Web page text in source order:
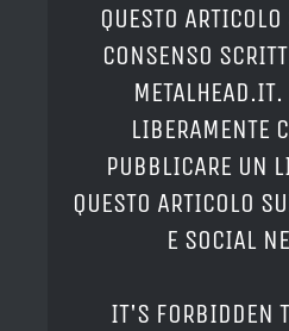
QUESTO
CONSENSO
LIBERAMENTE
PUBBLICARE UN
QUESTO ARTICOLO
E SOCIAL
IT'S FORBIDDEN